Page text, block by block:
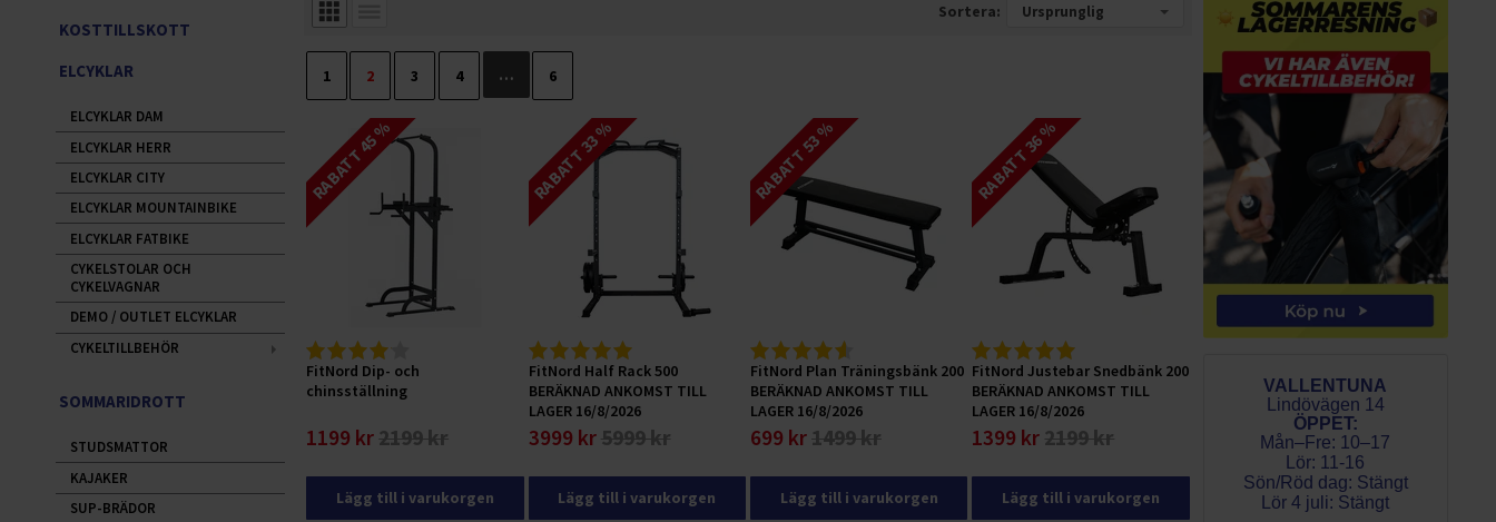
Sortera:
1 2 3 4 … 6
RABATT 45 %
FitNord Dip- och
chinsställning
1199 kr 2199 kr
Lägg till i varukorgen
RABATT 33 %
FitNord Half Rack 500
BERÄKNAD ANKOMST TILL
LAGER 16/8/2026
3999 kr5999 kr
Lägg till i varukorgen
RABATT 53 %
FitNord Plan Träningsbänk 200
BERÄKNAD ANKOMST TILL
LAGER 16/8/2026
699 kr1499 kr
Lägg till i varukorgen
RABATT 36 %
FitNord Justebar Snedbänk 200
BERÄKNAD ANKOMST TILL
LAGER 16/8/2026
1399 kr 2199 kr
Lägg till i varukorgen
KOSTTILLSKOTT
ELCYKLAR
ELCYKLAR DAM
ELCYKLAR HERR
ELCYKLAR CITY
ELCYKLAR MOUNTAINBIKE
ELCYKLAR FATBIKE
CYKELSTOLAR OCH
CYKELVAGNAR
DEMO / OUTLET ELCYKLAR
CYKELTILLBEHÖR
SOMMARIDROTT
STUDSMATTOR
KAJAKER
SUP-BRÄDOR
VALLENTUNA
Lindövägen 14
ÖPPET:
Mån–Fre: 10–17
Lör: 11-16
Sön/Röd dag: Stängt
Lör 4 juli: Stängt